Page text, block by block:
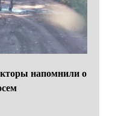
напомнили о